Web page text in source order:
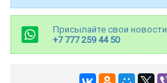
Присылайте свои
+7 777 259 44 50